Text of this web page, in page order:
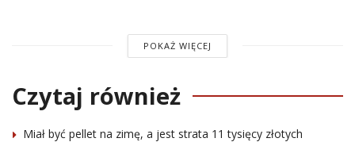
POKAŻ WIĘCEJ
Czytaj również
Miał być pellet na zimę, a jest strata 11 tysięcy złotych